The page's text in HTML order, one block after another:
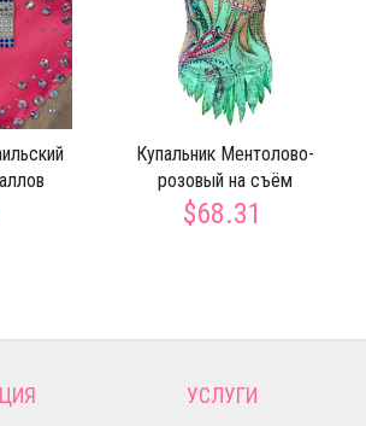
Купальник Ментолово-
розовый на съём
$68.31
УСЛУГИ